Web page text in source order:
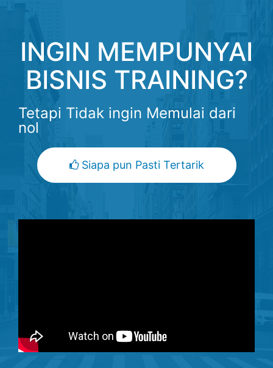
INGIN MEMPUNYAI
BISNIS TRAINING?
Tetapi Tidak ingin Memulai dari
nol
Siapa pun Pasti Tertarik